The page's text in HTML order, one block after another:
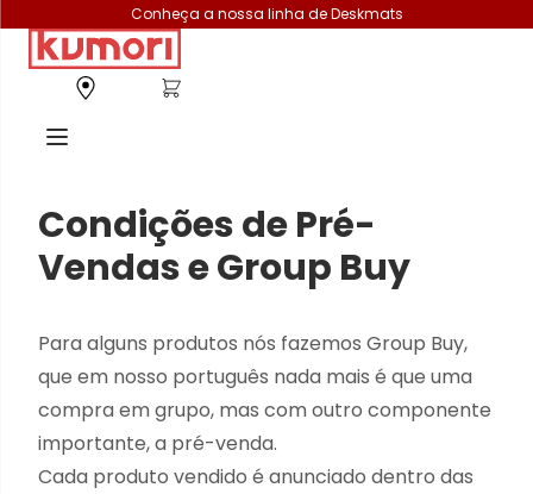
Conheça a nossa linha de Deskmats
Condições de Pré-
Vendas e Group Buy
Para alguns produtos nós fazemos Group Buy,
que em nosso português nada mais é que uma
compra em grupo, mas com outro componente
importante, a pré-venda.
Cada produto vendido é anunciado dentro das